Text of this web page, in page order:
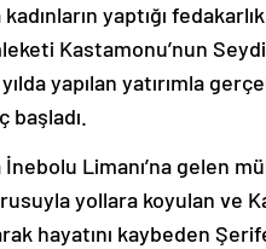
kadınların yaptığı
Kastamonu’nun
yapılan yatırımla
başladı.
Limanı’na gelen
yollara koyulan ve
hayatını kaybeden